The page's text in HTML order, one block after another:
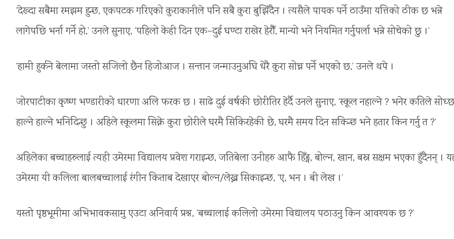
‘देख्दा सबैमा रमझम हुन्छ, एकपटक गरिएको कुराकानीले पनि सबै कुरा बुझिँदैन । त्यसैले पायक पर्ने ठाउँमा यत्तिको ठीक छ भन्ने
लागेपछि भर्ना गर्ने हो,’ उनले सुनाए, ‘पहिलो केही दिन एक–दुई घण्टा राखेर हेरौँ, मान्यो भने नियमित गर्नुपर्ला भन्ने सोचेको छु ।’
‘हामी हुर्कने बेलामा जस्तो सजिलो छैन हिजोआज । सन्तान जन्माउनुअघि धेरै कुरा सोच्न पर्ने भएको छ,’ उनले थपे ।
जोरपाटीका कृष्ण भण्डारीको धारणा अलि फरक छ । साढे दुई वर्षकी छोरीतिर हेर्दै उनले सुनाए, ‘स्कूल नहाल्ने ? भनेर कतिले
हाल्ने हाल्ने भनिदिन्छु । अहिले स्कूलमा सिक्ने कुरा छोरीले घरमै सिकिरहेकी छे, घरमै समय दिन सकिन्छ भने हतार किन गर्नु त ?’
अहिलेका बच्चाहरुलाई त्यही उमेरमा विद्यालय प्रवेश गराइन्छ, जतिबेला उनीहरु आफै हिँड्न, बोल्न, खान, बस्न सक्षम भएका हुँदैनन् ।
उमेरमा यी कलिला बालबच्चालाई रंगीन किताब देखाएर बोल्न/लेख्न सिकाइन्छ, ‘ए, भन । बी लेख ।’
यस्तो पृष्ठभूमीमा अभिभावकसामु एउटा अनिवार्य प्रश्न, ‘बच्चालाई कलिलो उमेरमा विद्यालय पठाउनु किन आवश्यक छ ?’